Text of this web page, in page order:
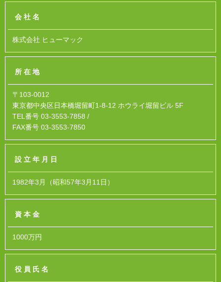
会社名
株式会社 ヒューマック
所在地
〒103-0012
東京都中央区日本橋堀留町1-8-12 ホウライ堀留ビル 5F
TEL番号 03-3553-7858 /
FAX番号 03-3553-7850
設立年月日
1982年3月（昭和57年3月11日）
資本金
1000万円
役員氏名